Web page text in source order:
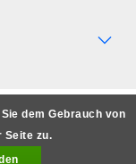
dem Gebrauch von
Seite zu.